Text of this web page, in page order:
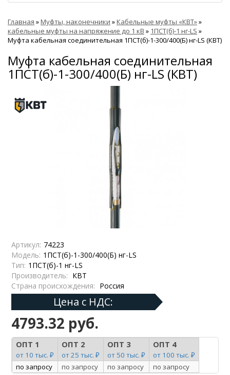
Главная »Муфты, наконечники »Кабельные муфты «КВТ»»
кабельные муфты на напряжение до 1 кВ » 1ПСТ(б)-1 нг-LS »
Муфта кабельная соединительная 1ПСТ(б)-1-300/400(Б) нг-LS (КВТ)
Муфта кабельная соединительная
1ПСТ(б)-1-300/400(Б) нг-LS (КВТ)
Артикул: 74223
Модель: 1ПСТ(б)-1-300/400(Б) нг-LS
Тип: 1ПСТ(б)-1 нг-LS
Производитель: КВТ
Страна происхождения: Россия
Цена с НДС:
4793.32 руб.
ОПТ 1
от 10 тыс. ₽
ОПТ 2
от 25 тыс. ₽
ОПТ 3
от 50 тыс. ₽
ОПТ 4
от 100 тыс. ₽
по запросу
по запросу по запросу по запросу